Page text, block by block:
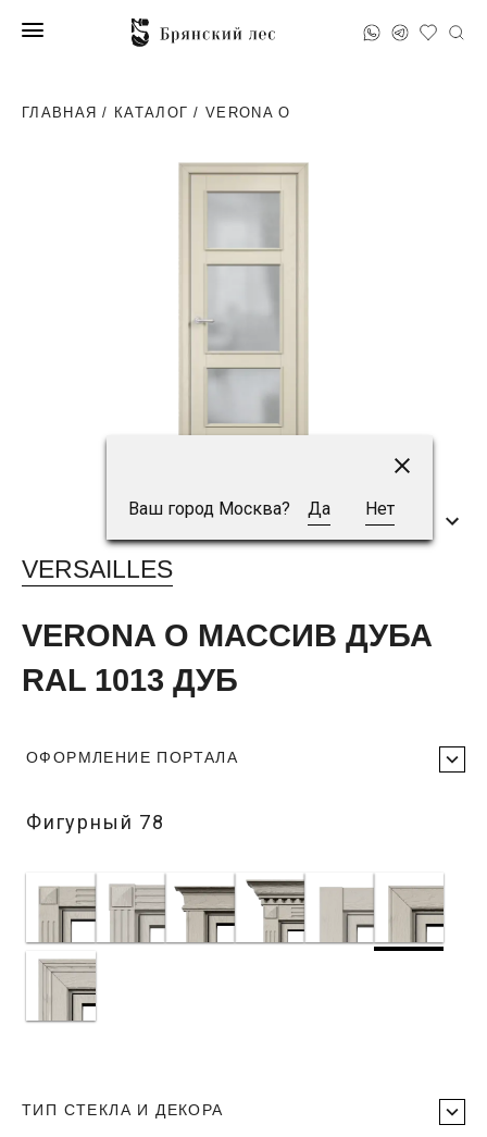
Ваш город Москва? Да Нет
ГЛАВНАЯ / КАТАЛОГ / VERONA O
VERSAILLES
VERONA O МАССИВ ДУБА
RAL 1013 ДУБ
ОФОРМЛЕНИЕ ПОРТАЛА
Фигурный 78
ТИП СТЕКЛА И ДЕКОРА